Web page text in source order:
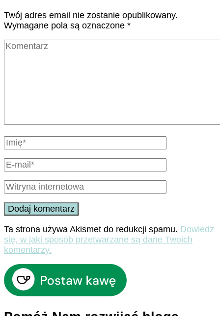
Twój adres email nie zostanie opublikowany.
Wymagane pola są oznaczone *
Ta strona używa Akismet do redukcji spamu. Dowiedz
się, w jaki sposób przetwarzane są dane Twoich
komentarzy.